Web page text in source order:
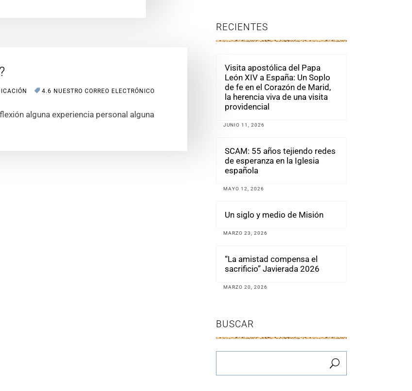
4.6 NUESTRO CORREO ELECTRÓNICO
alguna experiencia personal alguna
RECIENTES
Visita apostólica del Papa
León XIV a España: Un Soplo
de fe en el Corazón de Marid,
la herencia viva de una visita
providencial
JUNIO 11, 2026
SCAM: 55 años tejiendo redes
de esperanza en la Iglesia
española
MAYO 12, 2026
Un siglo y medio de Misión
MARZO 23, 2026
“La amistad compensa el
sacrificio” Javierada 2026
MARZO 20, 2026
BUSCAR